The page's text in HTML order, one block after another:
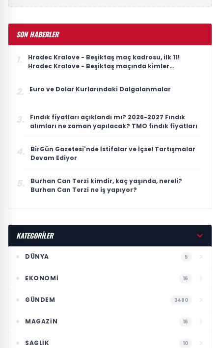
SON HABERLER
1.
Hradec Kralove - Beşiktaş maç kadrosu, ilk 11!
Hradec Kralove - Beşiktaş maçında kimler
2. Euro ve Dolar Kurlarındaki Dalgalanmalar
3.
Fındık fiyatları açıklandı mı? 2026-2027 Fındık
alımları ne zaman yapılacak? TMO fındık fiyatları
4.
BirGün Gazetesi'nde İstifalar ve İçsel Tartışmalar
Devam Ediyor
5.
Burhan Can Terzi kimdir, kaç yaşında, nereli?
Burhan Can Terzi ne iş yapıyor?
KATEGORİLER
DÜNYA 5
EKONOMI 16
GÜNDEM 3480
MAGAZIN 16
SAGLIK 10